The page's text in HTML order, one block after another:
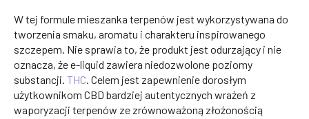
W tej formule mieszanka terpenów jest wykorzystywana do
tworzenia smaku, aromatu i charakteru inspirowanego
szczepem. Nie sprawia to, że produkt jest odurzający i nie
oznacza, że e-liquid zawiera niedozwolone poziomy
substancji. THC . Celem jest zapewnienie dorosłym
użytkownikom CBD bardziej autentycznych wrażeń z
waporyzacji terpenów ze zrównoważoną złożonością